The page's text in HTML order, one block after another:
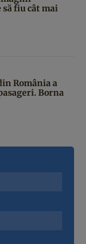
fiu cât mai
România a
Borna